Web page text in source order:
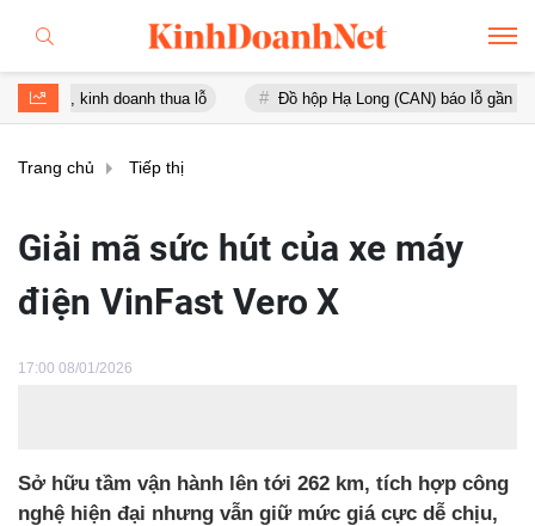
doanh thua lỗ Đồ hộp Hạ Long (CAN) báo lỗ gần 16 tỷ đồng,
Trang chủ Tiếp thị
Giải mã sức hút của xe máy
điện VinFast Vero X
17:00 08/01/2026
Sở hữu tầm vận hành lên tới 262 km, tích hợp công
nghệ hiện đại nhưng vẫn giữ mức giá cực dễ chịu,